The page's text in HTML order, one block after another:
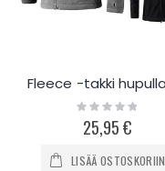
Rating:
0%
25,95 €
LISÄÄ OSTOSKORIIN